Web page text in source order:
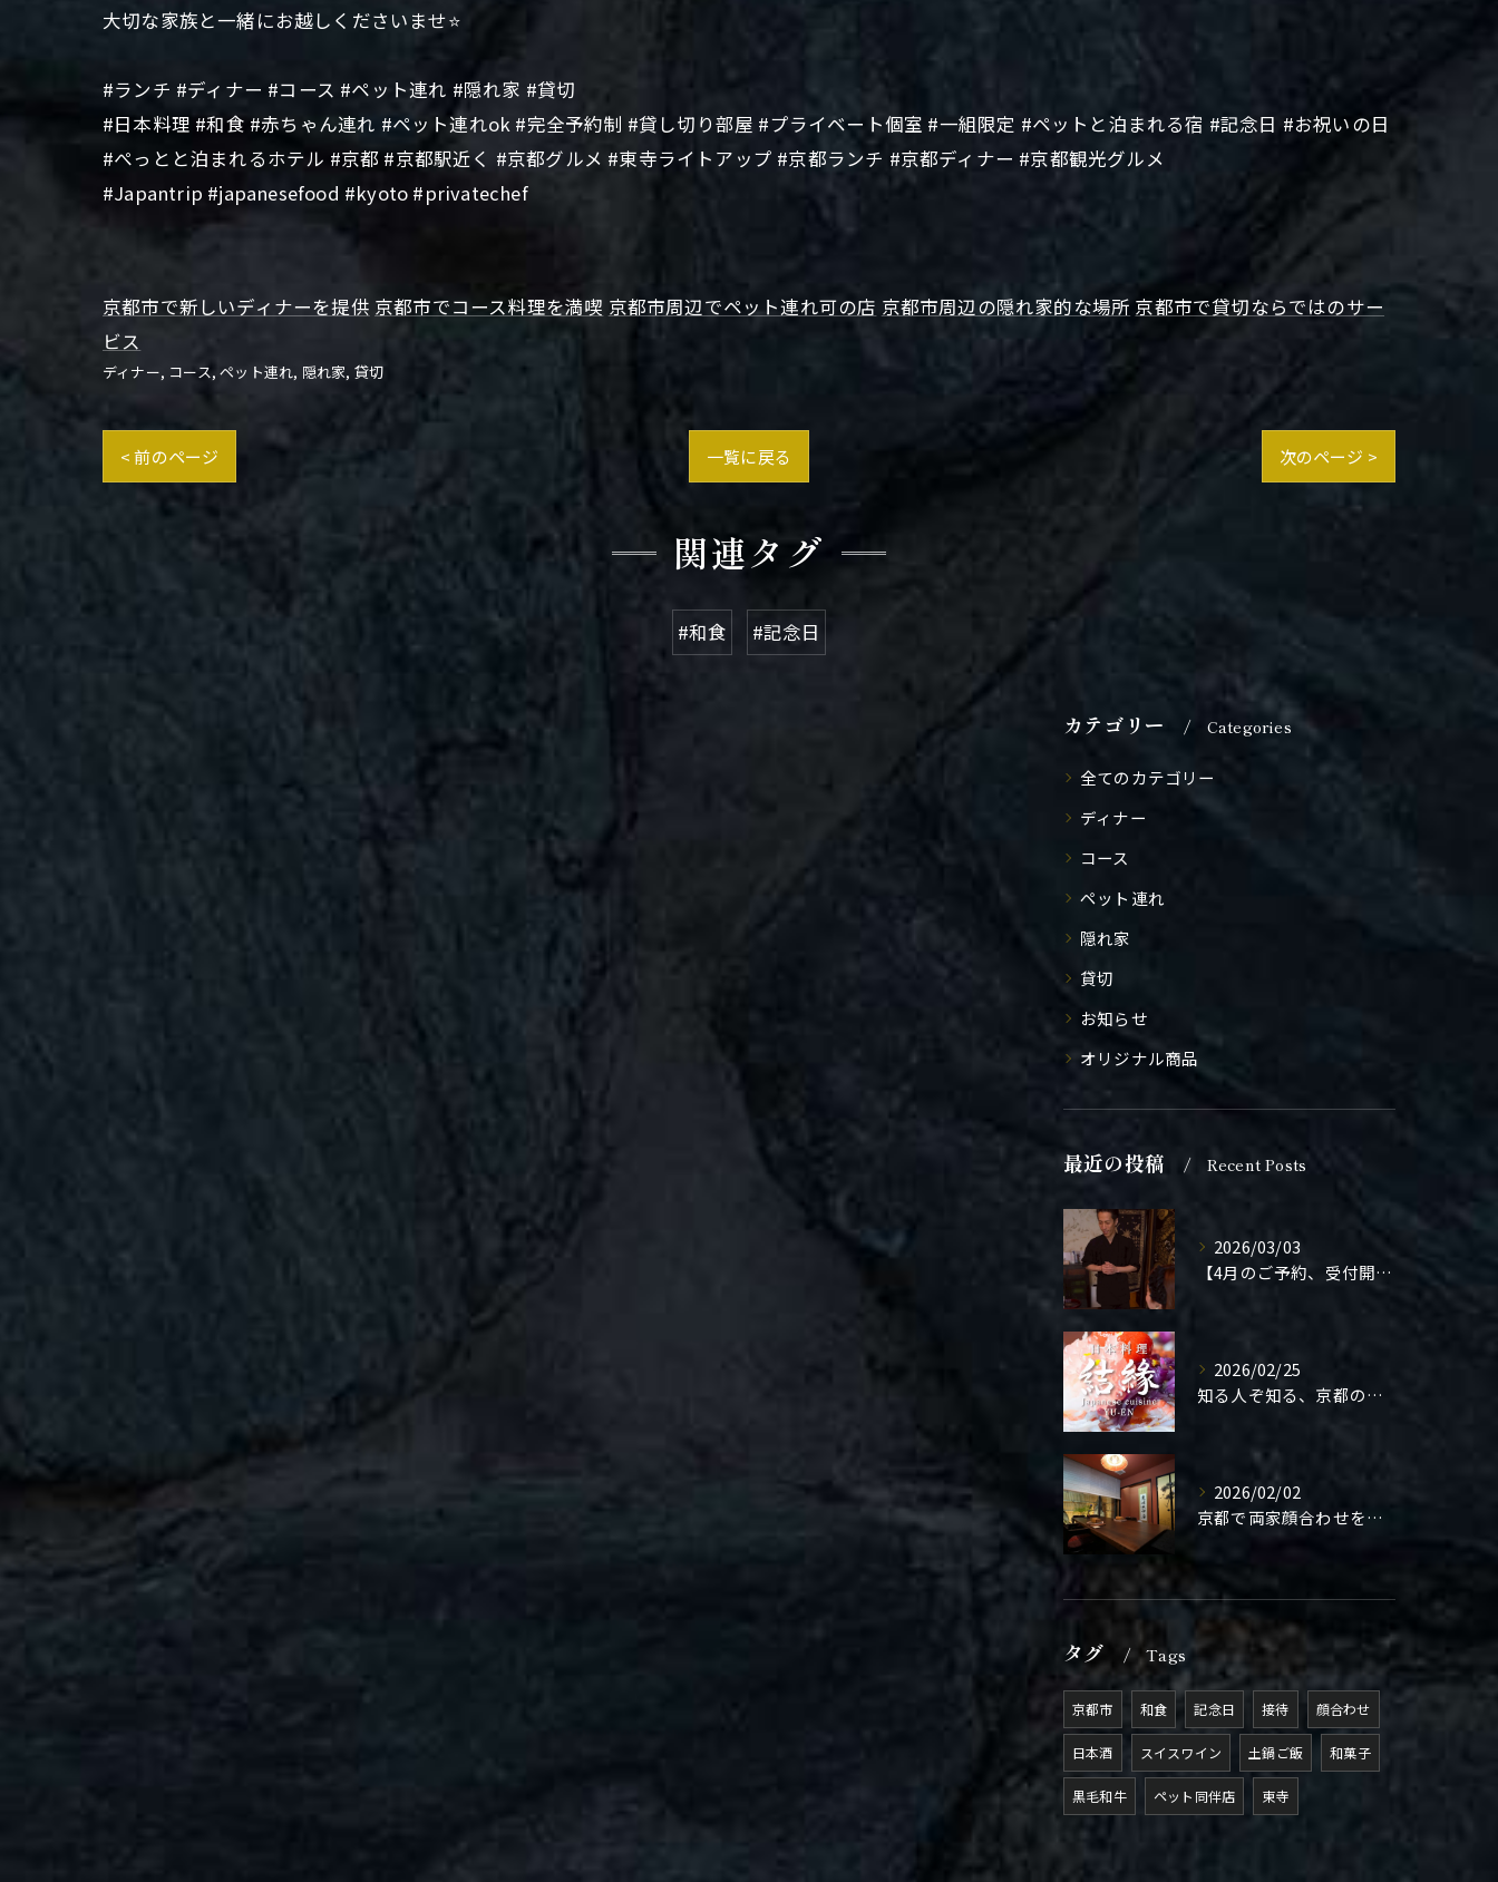
大切な家族と一緒にお越しくださいませ⭐️
#ランチ #ディナー #コース #ペット連れ #隠れ家 #貸切
#日本料理 #和食 #赤ちゃん連れ #ペット連れok #完全予約制 #貸し切り部屋 #プライベート個室 #一組限定 #ペットと泊まれる宿 #記念日 #お祝いの日
#ぺっとと泊まれるホテル #京都 #京都駅近く #京都グルメ #東寺ライトアップ #京都ランチ #京都ディナー #京都観光グルメ
#Japantrip #japanesefood #kyoto #privatechef
京都市で新しいディナーを提供 京都市でコース料理を満喫 京都市周辺でペット連れ可の店 京都市周辺の隠れ家的な場所 京都市で貸切ならではのサー
ビス
ディナー コース ペット連れ 隠れ家 貸切
< 前のページ 一覧に戻る 次のページ >
関連タグ
#和食 #記念日
カテゴリー Categories
全てのカテゴリー
ディナー
コース
ペット連れ
隠れ家
貸切
お知らせ
オリジナル商品
最近の投稿 Recent Posts
2026/03/03
【4月のご予約、受付開始しました】
2026/02/25
知る人ぞ知る、京都の隠れ家。
2026/02/02
京都で両家顔合わせをご検討の方へ。
タグ Tags
京都市 和食 記念日 接待 顔合わせ
日本酒 スイスワイン 土鍋ご飯 和菓子
黒毛和牛 ペット同伴店 東寺